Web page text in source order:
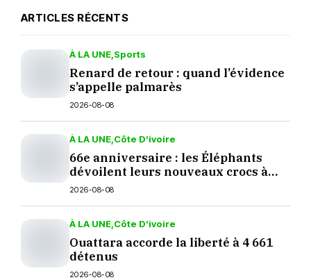
ARTICLES RÉCENTS
À LA UNE Sports
Renard de retour : quand l’évidence
s’appelle palmarès
2026-08-08
À LA UNE Côte D’ivoire
66e anniversaire : les Éléphants
dévoilent leurs nouveaux crocs à
Yopougon
2026-08-08
À LA UNE Côte D’ivoire
Ouattara accorde la liberté à 4 661
détenus
2026-08-08